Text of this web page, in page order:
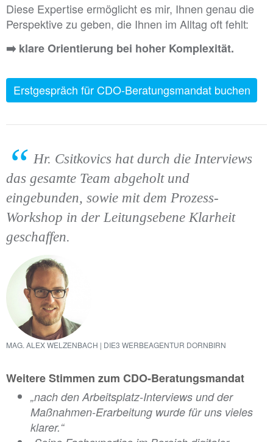
Diese Expertise ermöglicht es mir, Ihnen genau die
Perspektive zu geben, die Ihnen im Alltag oft fehlt:
➡️klare Orientierung bei hoher Komplexität.
Erstgespräch für CDO-Beratungsmandat buchen
Hr. Csitkovics hat durch die Interviews
das gesamte Team abgeholt und
eingebunden, sowie mit dem Prozess-
Workshop in der Leitungsebene Klarheit
geschaffen.
MAG. ALEX WELZENBACH | DIE3 WERBEAGENTUR DORNBIRN
Weitere Stimmen zum CDO-Beratungsmandat
„nach den Arbeitsplatz-Interviews und der
Maßnahmen-Erarbeitung wurde für uns vieles
klarer.“